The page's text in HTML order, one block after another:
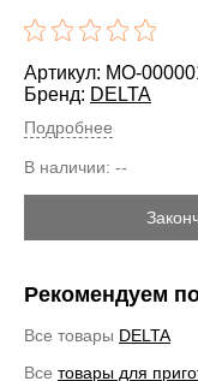
Артикул: MO-
Бренд: DELTA
Подробнее
В наличии: --
Рекомендуем
Все товары DELTA
Все товары для